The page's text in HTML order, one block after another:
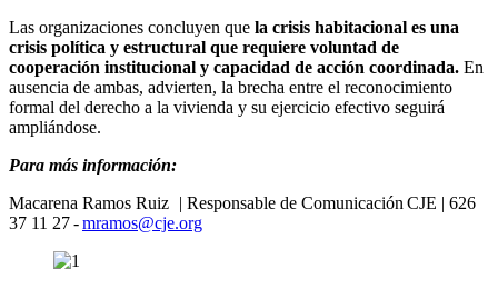
Las organizaciones concluyen que la crisis habitacional es una
crisis política y estructural que requiere voluntad de
cooperación institucional y capacidad de acción coordinada. En
ausencia de ambas, advierten, la brecha entre el reconocimiento
formal del derecho a la vivienda y su ejercicio efectivo seguirá
ampliándose.
Para más información:
Macarena Ramos Ruiz | Responsable de Comunicación CJE | 626
37 11 27 -mramos@cje.org